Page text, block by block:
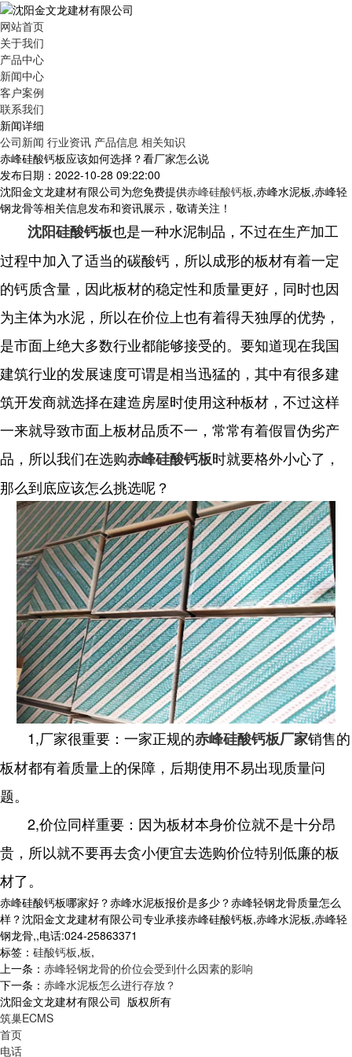
网站首页
关于我们
产品中心
新闻中心
客户案例
联系我们
新闻详细
公司新闻 行业资讯 产品信息 相关知识
赤峰硅酸钙板应该如何选择？看厂家怎么说
发布日期：2022-10-28 09:22:00
沈阳金文龙建材有限公司为您免费提供赤峰硅酸钙板,赤峰水泥板,赤峰轻
钢龙骨等相关信息发布和资讯展示，敬请关注！
沈阳硅酸钙板也是一种水泥制品，不过在生产加工
过程中加入了适当的碳酸钙，所以成形的板材有着一定
的钙质含量，因此板材的稳定性和质量更好，同时也因
为主体为水泥，所以在价位上也有着得天独厚的优势，
是市面上绝大多数行业都能够接受的。要知道现在我国
建筑行业的发展速度可谓是相当迅猛的，其中有很多建
筑开发商就选择在建造房屋时使用这种板材，不过这样
一来就导致市面上板材品质不一，常常有着假冒伪劣产
品，所以我们在选购赤峰硅酸钙板时就要格外小心了，
那么到底应该怎么挑选呢？
1,厂家很重要：一家正规的赤峰硅酸钙板厂家销售的
板材都有着质量上的保障，后期使用不易出现质量问
题。
2,价位同样重要：因为板材本身价位就不是十分昂
贵，所以就不要再去贪小便宜去选购价位特别低廉的板
材了。
赤峰硅酸钙板哪家好？赤峰水泥板报价是多少？赤峰轻钢龙骨质量怎么
样？沈阳金文龙建材有限公司专业承接赤峰硅酸钙板,赤峰水泥板,赤峰轻
钢龙骨,,电话:024-25863371
标签： 硅酸钙板,板,
上一条： 赤峰轻钢龙骨的价位会受到什么因素的影响
下一条： 赤峰水泥板怎么进行存放？
沈阳金文龙建材有限公司 版权所有
筑巢ECMS
首页
电话